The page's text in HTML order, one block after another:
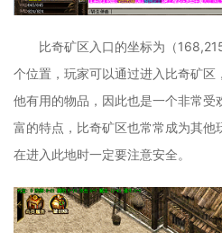
比奇矿区入口的坐标为（
个位置，玩家可以通过进入比奇矿区
他有用的物品，因此也是一个非常受
富的特点，比奇矿区也常常成为其他
在进入此地时一定要注意安全。